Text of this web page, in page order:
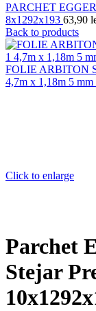
PARCHET
8x1292x193 63,90
Back to products
FOLIE ARBITON
4,7m x 1,18m 5 mm
Click to enlarge
Parchet
Stejar